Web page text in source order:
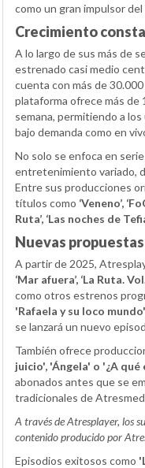
como un gran impulsor
Crecimiento
A lo largo de sus más de
estrenado casi medio
cuenta con más de
plataforma ofrece más de
semana, permitiendo a
bajo demanda como en
No solo se enfoca en
entretenimiento variado,
Entre sus producciones
títulos como ‘Veneno’,
Ruta’, ‘Las noches de
Nuevas
A partir de 2025,
‘Mar afuera’, ‘La Ruta.
como otros estrenos
'Rafaela y su loco
se lanzará un nuevo
También ofrece
juicio', 'Ángela' o '¿A
abonados antes que se
tradicionales de
A través de Atresplayer, los
contenido producido por
Episodios exitosos como